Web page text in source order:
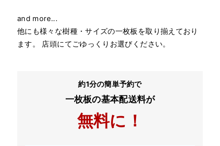
and more...
他にも様々な樹種・サイズの一枚板を取り揃えており
ます。 店頭にてごゆっくりお選びください。
約1分の簡単予約で
一枚板の基本配送料が
無料に！